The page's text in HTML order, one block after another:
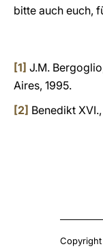
bitte auch euch,
[1] J.M.
Aires, 1995.
[2] Benedikt